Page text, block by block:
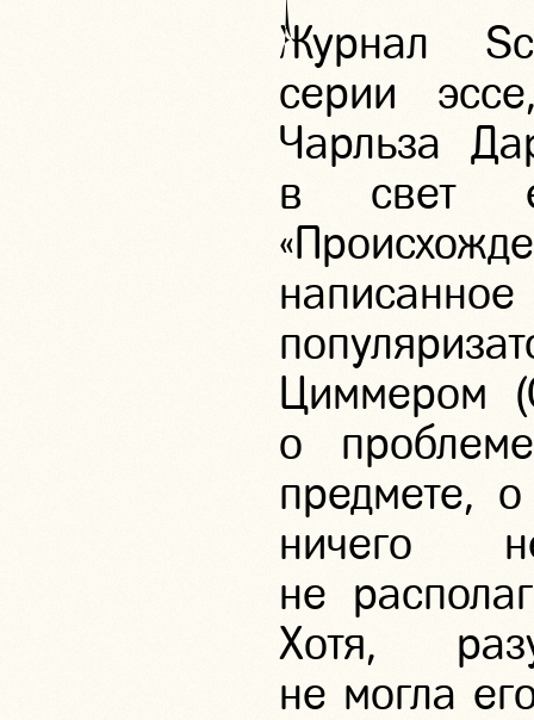
Журнал
серии
Чарльза
в свет
Циммером
о
предмете,
ничего
не
Хотя,
не могла